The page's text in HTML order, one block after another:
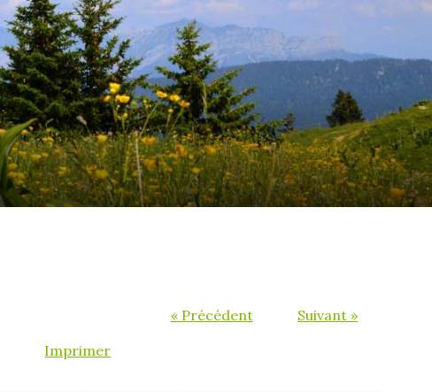
« Précédent Suivant »
Imprimer